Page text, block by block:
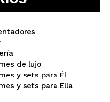
Cosmetics - Kit
de contorno e
en crema
de lujo
y sets para Él
y sets para Ella